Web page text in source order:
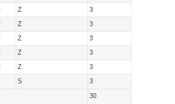
Z 3
Z 3
Z 3
Z 3
Z 3
S
3
30